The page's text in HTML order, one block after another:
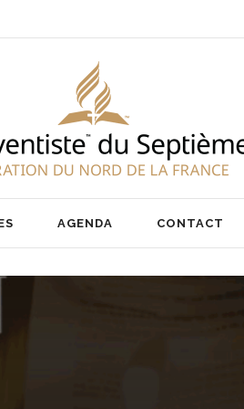
AGENDA CONTACT
NOTRE ÉQUIPE